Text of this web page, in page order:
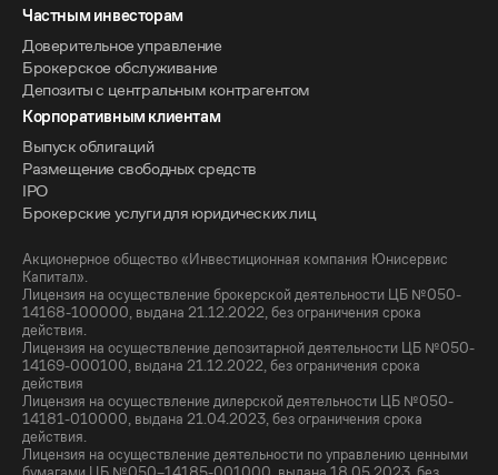
Частным инвесторам
Доверительное управление
Брокерское обслуживание
Депозиты с центральным контрагентом
Корпоративным клиентам
Выпуск облигаций
Размещение свободных средств
IPO
Брокерские услуги для юридических лиц
Акционерное общество «Инвестиционная компания Юнисервис
Капитал».
Лицензия на осуществление брокерской деятельности ЦБ №050-
14168-100000, выдана 21.12.2022, без ограничения срока
действия.
Лицензия на осуществление депозитарной деятельности ЦБ №050-
14169-000100, выдана 21.12.2022, без ограничения срока
действия
Лицензия на осуществление дилерской деятельности ЦБ №050-
14181-010000, выдана 21.04.2023, без ограничения срока
действия.
Лицензия на осуществление деятельности по управлению ценными